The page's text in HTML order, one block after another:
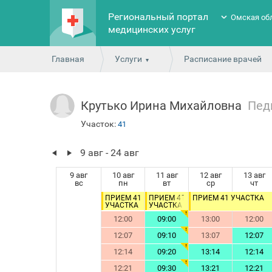
Региональный портал
медицинских услуг
Омская
Главная Услуги Расписание врачей
Крутько Ирина Михайловна
Участок: 41
9 авг - 24 авг
9 авг
вс
10 авг
пн
11 авг
вт
12 авг
ср
13 авг
чт
ПРИЁМ 41
УЧАСТКА
ПРИЁМ 41
УЧАСТКА
День
здорового
ребенка
(дети до 1
года)
ПРИЁМ 41 УЧАСТКА
12:00 09:00 13:00 12:00
12:07
09:10 13:07 12:07
12:14
09:20 13:14 12:14
12:21
09:30 13:21 12:21